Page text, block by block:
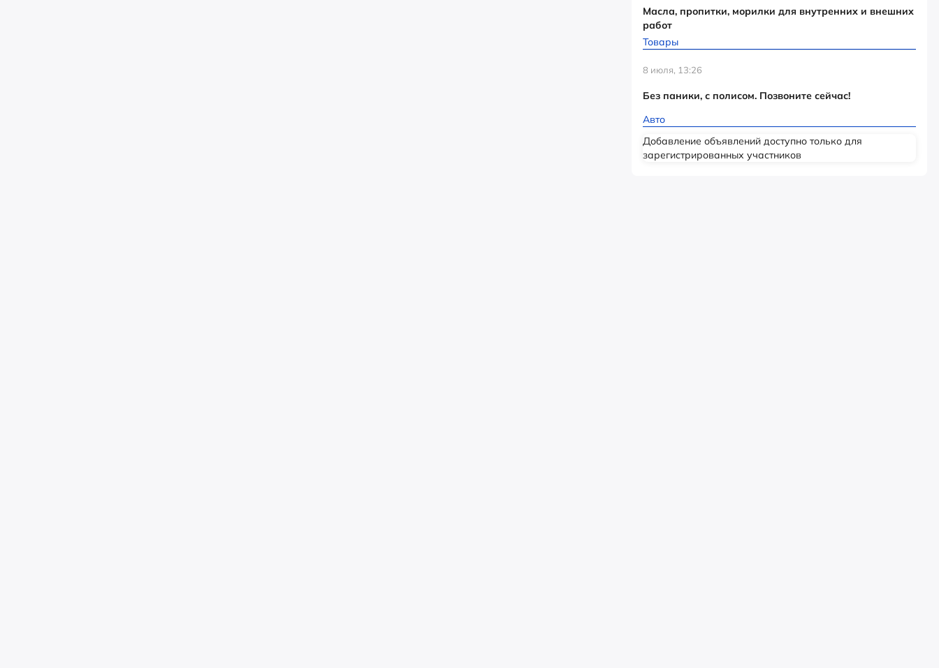
Масла, пропитки, морилки для внутренних и внешних
работ
Товары
8 июля, 13:26
Без паники, с полисом. Позвоните сейчас!
Авто
Добавление объявлений доступно только для
зарегистрированных участников